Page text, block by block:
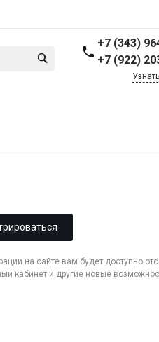
+7 (343)
+7 (922)
на сайте вам будет доступно
кабинет и другие новые